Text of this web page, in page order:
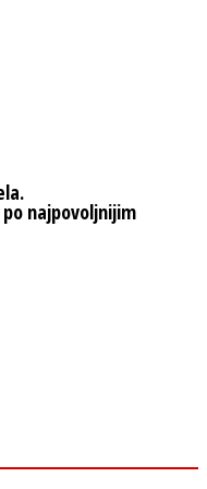
najpovoljnijim